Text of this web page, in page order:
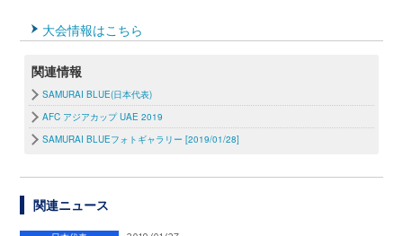
大会情報はこちら
関連情報
SAMURAI BLUE(日本代表)
AFC アジアカップ UAE 2019
SAMURAI BLUEフォトギャラリー [2019/01/28]
関連ニュース